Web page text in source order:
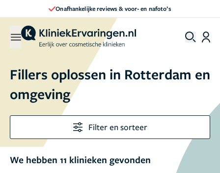
Onafhankelijke reviews & voor- en nafoto’s
Fillers oplossen in Rotterdam en
omgeving
Filter en sorteer
We hebben 11 klinieken gevonden